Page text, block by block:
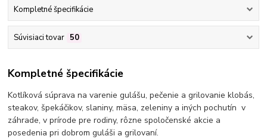
Kompletné špecifikácie
Súvisiaci tovar 50
Kompletné špecifikácie
Kotlíková súprava na varenie gulášu, pečenie a grilovanie klobás,
steakov, špekáčikov, slaniny, mäsa, zeleniny a iných pochutín v
záhrade, v prírode pre rodiny, rôzne spoločenské akcie a
posedenia pri dobrom guláši a grilovaní.